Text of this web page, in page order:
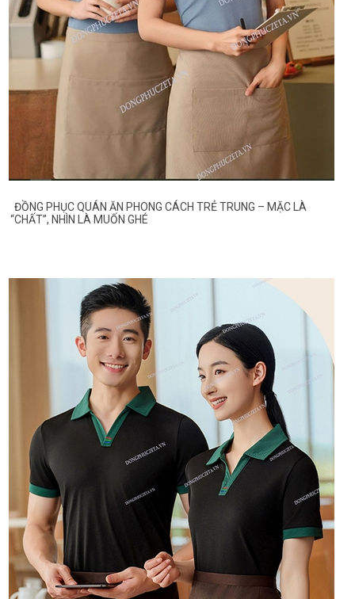
ĐỒNG PHỤC QUÁN ĂN PHONG CÁCH TRẺ TRUNG – MẶC LÀ
“CHẤT”, NHÌN LÀ MUỐN GHÉ